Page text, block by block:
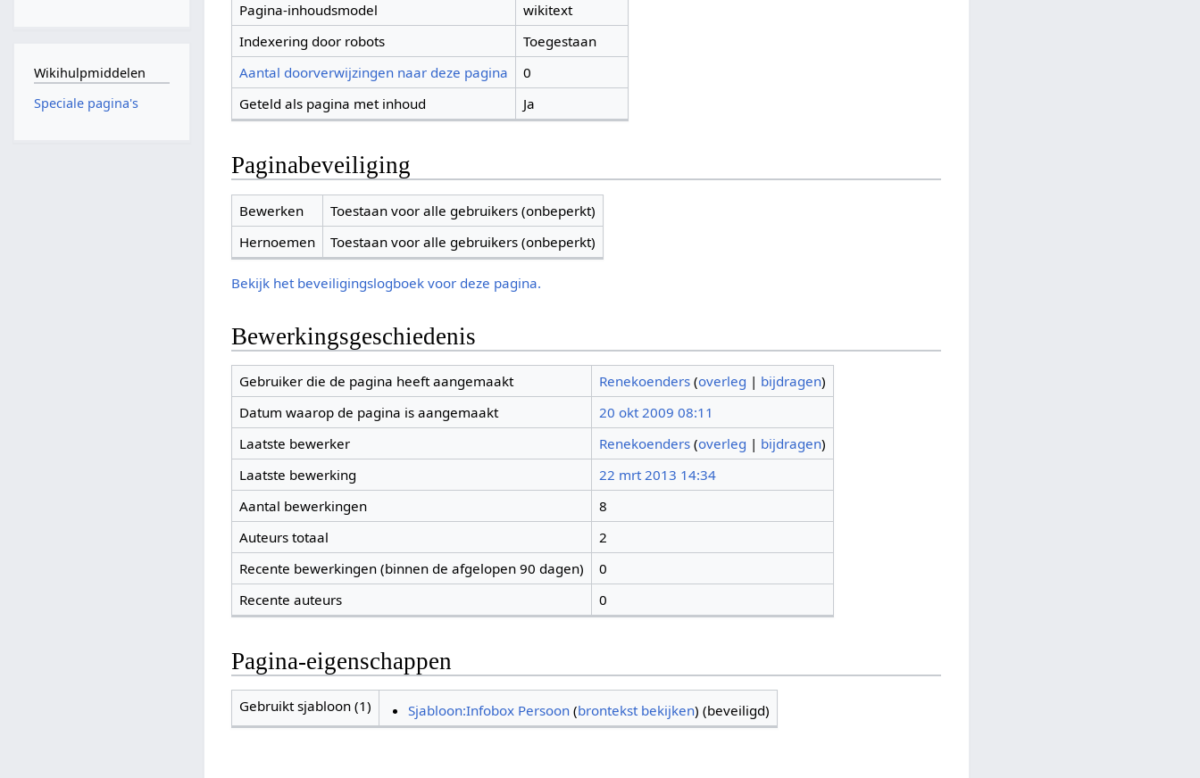
Pagina-inhoudsmodel
wikitext
Indexering door robots
Toegestaan
Aantal doorverwijzingen naar deze pagina
0
Geteld als pagina met inhoud
Ja
Paginabeveiliging
Bewerken
Toestaan voor alle gebruikers (onbeperkt)
Hernoemen
Toestaan voor alle gebruikers (onbeperkt)
Bekijk het beveiligingslogboek voor deze pagina.
Bewerkingsgeschiedenis
Gebruiker die de pagina heeft aangemaakt Renekoenders (overleg | bijdragen)
Datum waarop de pagina is aangemaakt
20 okt 2009 08:11
Laatste bewerker
Renekoenders (overleg | bijdragen)
Laatste bewerking
22 mrt 2013 14:34
Aantal bewerkingen
8
Auteurs totaal
2
Recente bewerkingen (binnen de afgelopen 90 dagen)
0
Recente auteurs
0
Pagina-eigenschappen
Gebruikt sjabloon (1) Sjabloon:Infobox Persoon (brontekst bekijken) (beveiligd)
Wikihulpmiddelen
Speciale pagina's